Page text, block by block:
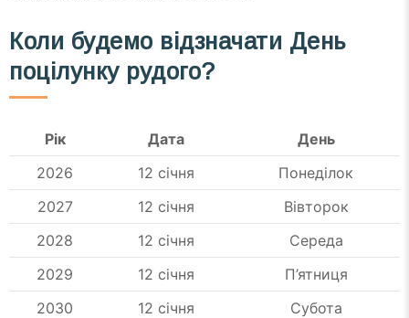
Коли будемо відзначати День
поцілунку рудого?
Рік Дата
День
2026
12 січня
Понеділок
2027
12 січня
Вівторок
2028
12 січня
Середа
2029
12 січня
П’ятниця
2030
12 січня Субота